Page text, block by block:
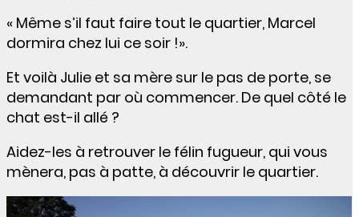
« Même s’il faut faire tout le quartier, Marcel
dormira chez lui ce soir !».
Et voilà Julie et sa mère sur le pas de porte, se
demandant par où commencer. De quel côté le
chat est-il allé ?
Aidez-les à retrouver le félin fugueur, qui vous
mènera, pas à patte, à découvrir le quartier.